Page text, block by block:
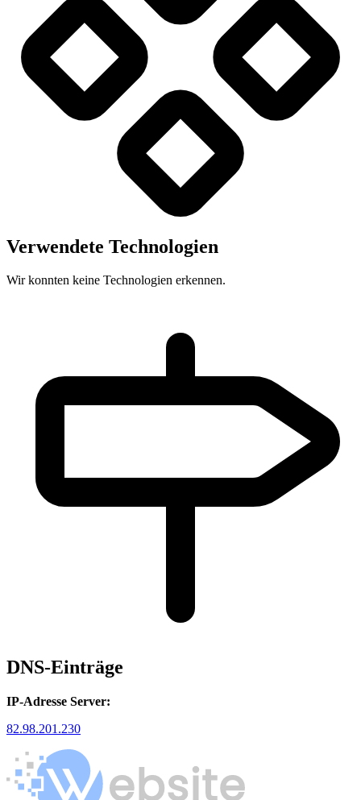
Verwendete Technologien
Wir konnten keine Technologien erkennen.
DNS-Einträge
IP-Adresse Server:
82.98.201.230